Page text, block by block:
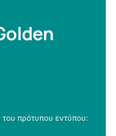
πρότυπου εντύπου: